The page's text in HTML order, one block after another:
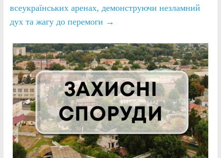
всеукраїнських аренах, демонструючи незламний
дух та жагу до перемоги →